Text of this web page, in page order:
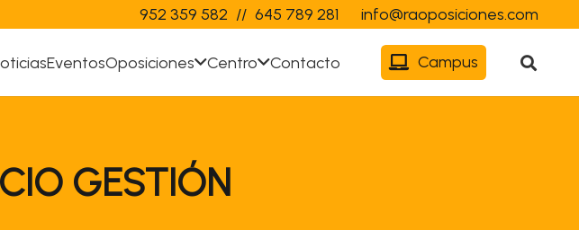
952 359 582 // 645 789 281 info@raoposiciones.com
EventosOposiciones Centro Contacto Campus
GESTIÓN